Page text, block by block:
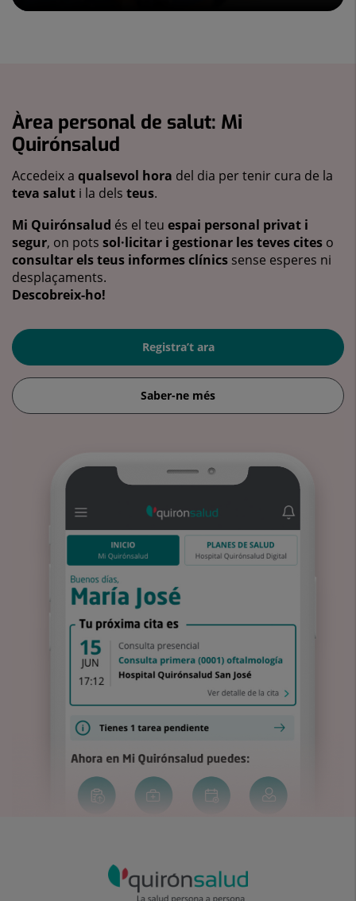
Àrea personal de salut: Mi
Quirónsalud
Accedeix a qualsevol hora del dia per tenir cura de la
teva salut i la dels teus.
Mi Quirónsalud és el teu espai personal privat i
segur, on pots sol·licitar i gestionar les teves cites o
consultar els teus informes clínics sense esperes ni
desplaçaments.
Descobreix-ho!
Registra’t ara
Saber-ne més